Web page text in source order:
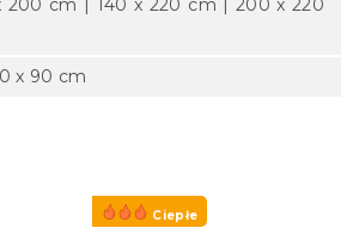
200 cm | 140 x 220 cm | 200 x 220
x 90 cm
Ciepłe